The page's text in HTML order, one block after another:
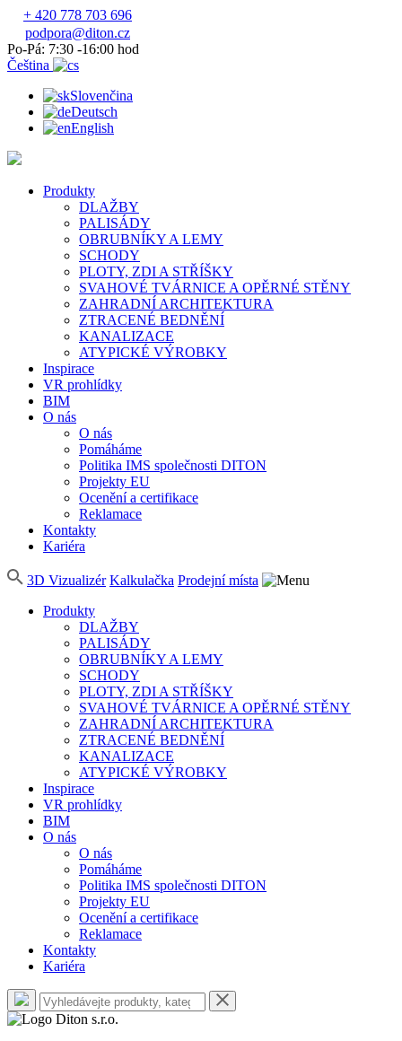
+ 420 778 703 696
podpora@diton.cz
Po-Pá: 7:30 -16:00 hod
Čeština
Slovenčina
Deutsch
English
Produkty
DLAŽBY
PALISÁDY
OBRUBNÍKY A LEMY
SCHODY
PLOTY, ZDI A STŘÍŠKY
SVAHOVÉ TVÁRNICE A OPĚRNÉ STĚNY
ZAHRADNÍ ARCHITEKTURA
ZTRACENÉ BEDNĚNÍ
KANALIZACE
ATYPICKÉ VÝROBKY
Inspirace
VR prohlídky
BIM
O nás
O nás
Pomáháme
Politika IMS společnosti DITON
Projekty EU
Ocenění a certifikace
Reklamace
Kontakty
Kariéra
3D Vizualizér Kalkulačka Prodejní místa
Produkty
DLAŽBY
PALISÁDY
OBRUBNÍKY A LEMY
SCHODY
PLOTY, ZDI A STŘÍŠKY
SVAHOVÉ TVÁRNICE A OPĚRNÉ STĚNY
ZAHRADNÍ ARCHITEKTURA
ZTRACENÉ BEDNĚNÍ
KANALIZACE
ATYPICKÉ VÝROBKY
Inspirace
VR prohlídky
BIM
O nás
O nás
Pomáháme
Politika IMS společnosti DITON
Projekty EU
Ocenění a certifikace
Reklamace
Kontakty
Kariéra